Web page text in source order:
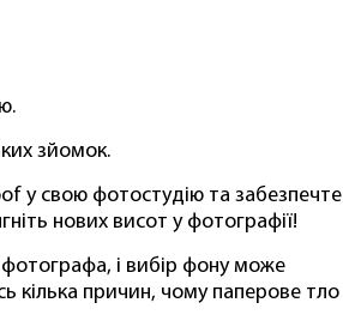
зйомок.
у свою фотостудію та забезпечте
нових висот у фотографії!
і вибір фону може
кілька причин, чому паперове тло